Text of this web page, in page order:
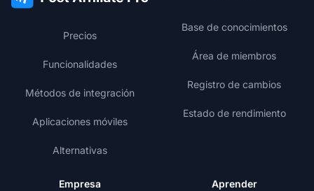
Precios
Funcionalidades
Métodos de integración
Aplicaciones móviles
Alternativas
Base de conocimientos
Área de miembros
Registro de cambios
Estado de rendimiento
Empresa Aprender